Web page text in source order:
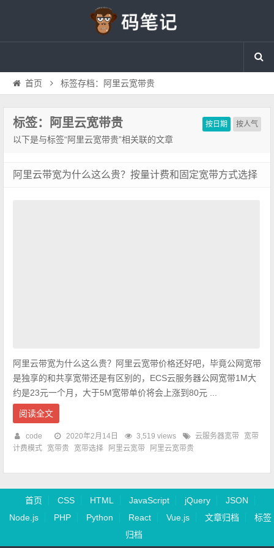
首页 标签存档：阿里云宽带贵
按日期 按人气
标签：阿里云宽带贵
以下是与标签“阿里云宽带贵”相关联的文章
阿里云带宽为什么这么贵？按量计费和固定宽带方式选择
阿里云带宽为什么这么贵？阿里云宽带价格还好吧，毕竟公网宽带
是独享的和共享宽带还是有区别的，ECS云服务器公网宽带1M大
约是23元一个月，大于5M宽带单价将会上涨到80元 ...
阅读全文
code 2020年2月14日 3,519 views 云服务器宽带
宽带
计费模式
宽带贵 宽带选择 阿里云宽带 阿里云宽带贵
首页 CSS HTML JavaScript jQuery
JSON
Node.js
PHP Python React Vue.js 文章归档
标签
归档